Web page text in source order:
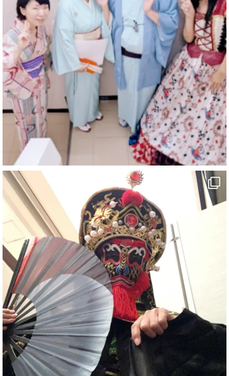
7 X
マジシャン派遣 パッションプリンセス【公式】
@comedy_illusion · 4 8月
お疲れ様です
ブログ更新しました
「マジシャン和歌山旅 白浜町・三段壁洞窟」
#企業公式がお疲れ様を言い合う
#旅行好きな人と繋がりたい
#一人旅
#女性マジシャン
#出張マジック
#マジシャン派遣
#イリュージョン
#和歌山県
#白浜町
#変面ショー
#イベント
#宴会
#余興
2 X
さらに読み込む